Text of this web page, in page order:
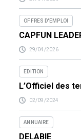
OFFRES D'EMPLOI
CAPFUN
29/04/2026
EDITION
L’Officiel des
02/09/2024
ANNUAIRE
DELABIE